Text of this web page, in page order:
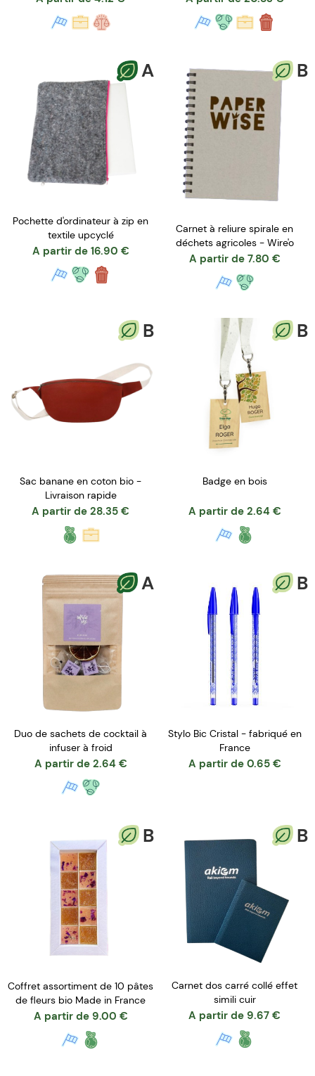
A
Pochette d'ordinateur à zip en
textile upcyclé
A partir de 16.90 €
B
Carnet à reliure spirale en
déchets agricoles - Wire'o
A partir de 7.80 €
B
Sac banane en coton bio -
Livraison rapide
A partir de 28.35 €
B
Badge en bois
A partir de 2.64 €
A
Duo de sachets de cocktail à
infuser à froid
A partir de 2.64 €
B
Stylo Bic Cristal - fabriqué en
France
A partir de 0.65 €
B
Coffret assortiment de 10 pâtes
de fleurs bio Made in France
A partir de 9.00 €
B
Carnet dos carré collé effet
simili cuir
A partir de 9.67 €